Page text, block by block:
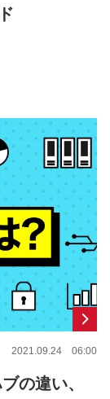
2021.09.24 06:00
の違い、